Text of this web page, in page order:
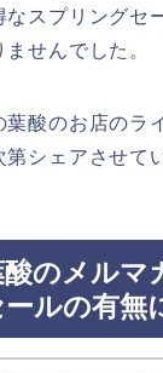
なスプリングセ
せんでした。
葉酸のお店のラ
第シェアさせて
のメルマ
ルの有無